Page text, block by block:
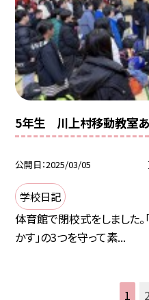
5年生 川上村移動教室あ
公開日 2025/03/05
学校日記
体育館で閉校式をしました。
かす」の3つを守って素...
1